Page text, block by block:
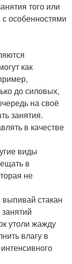
того или
особенностями
как
до силовых,
на своё
занятия.
в качестве
виды
в
не
стакан
утоли жажду
влагу в